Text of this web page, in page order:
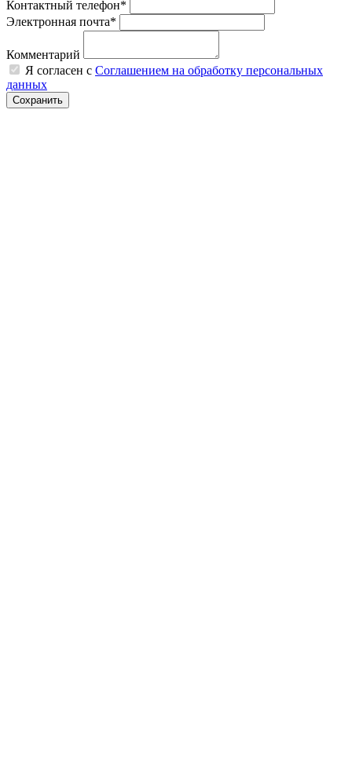
Контактный телефон*
Электронная почта*
Комментарий
Я согласен с Соглашением на обработку персональных
данных